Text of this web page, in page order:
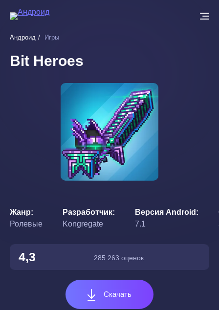
основному
Андроид Игры
Bit Heroes
Жанр
Ролевые
Разработчик
Kongregate
Версия Android
7.1
4,3 285 263 оценок
Скачать